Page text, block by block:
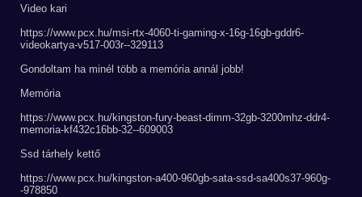
Video kari
https://www.pcx.hu/msi-rtx-4060-ti-gaming-x-16g-16gb-gddr6-
videokartya-v517-003r--329113
Gondoltam ha minél több a memória annál jobb!
Memória
https://www.pcx.hu/kingston-fury-beast-dimm-32gb-3200mhz-ddr4-
memoria-kf432c16bb-32--609003
Ssd tárhely kettő
https://www.pcx.hu/kingston-a400-960gb-sata-ssd-sa400s37-960g-
-978850